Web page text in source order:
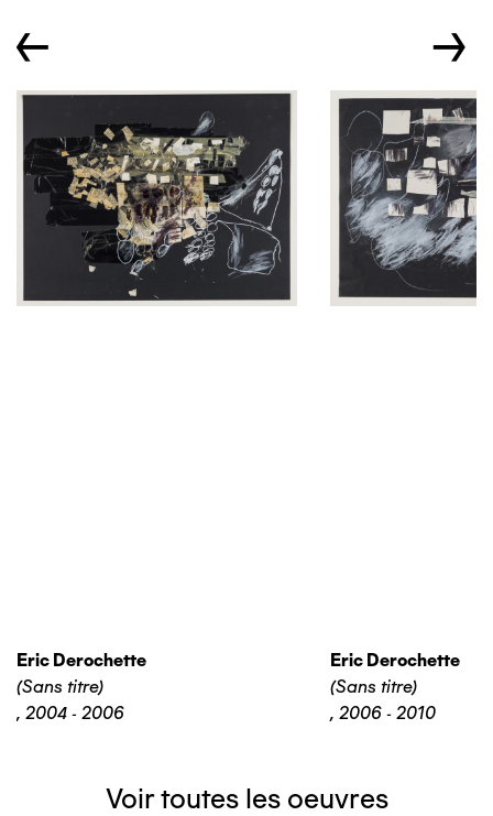
← →
Eric Derochette
(Sans titre)
, 2004 - 2006
Eric Derochette
(Sans titre)
, 2006 - 2010
Voir toutes les oeuvres